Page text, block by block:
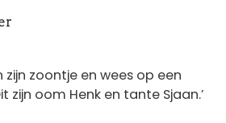
zijn zoontje en wees op een
zijn oom Henk en tante Sjaan.’